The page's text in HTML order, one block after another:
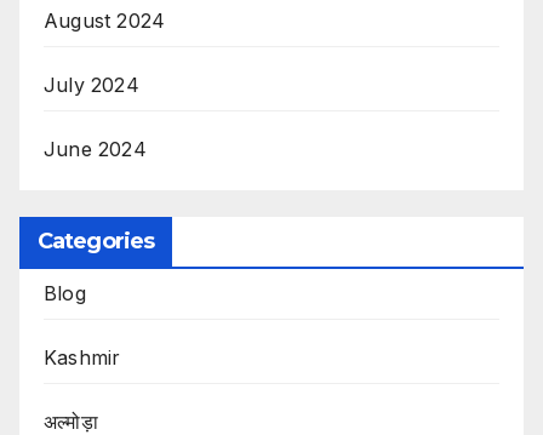
August 2024
July 2024
June 2024
Categories
Blog
Kashmir
अल्मोड़ा